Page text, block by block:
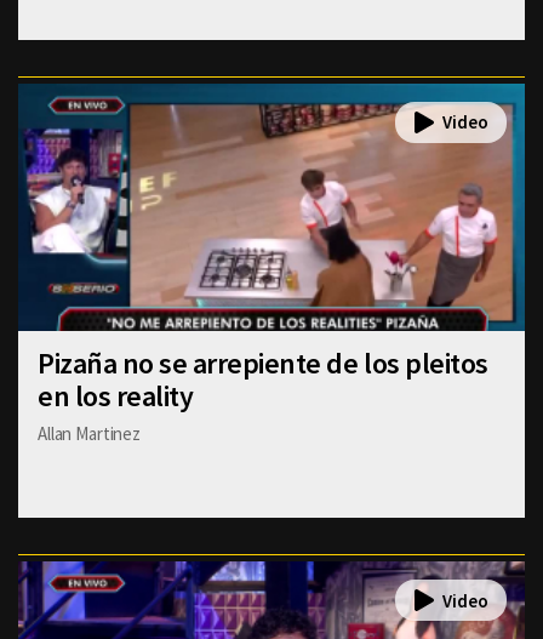
Pizaña no se arrepiente de los pleitos
en los reality
Allan Martinez